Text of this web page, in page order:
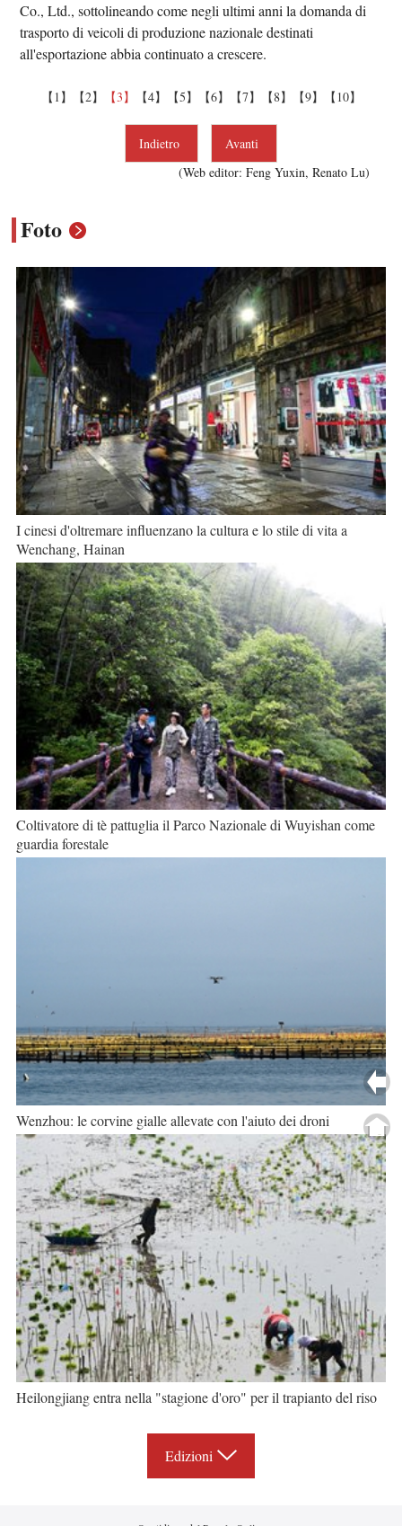
Co., Ltd., sottolineando come negli ultimi anni la domanda di
trasporto di veicoli di produzione nazionale destinati
all'esportazione abbia continuato a crescere.
【1】 【2】 【3】 【4】 【5】 【6】 【7】 【8】 【9】 【10】
Indietro
Avanti
(Web editor: Feng Yuxin, Renato Lu)
Foto
I cinesi d'oltremare influenzano la cultura e lo stile di vita a
Wenchang, Hainan
Coltivatore di tè pattuglia il Parco Nazionale di Wuyishan come
guardia forestale
Wenzhou: le corvine gialle allevate con l'aiuto dei droni
Heilongjiang entra nella "stagione d'oro" per il trapianto del riso
Edizioni